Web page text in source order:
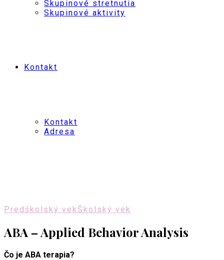
Skupinové stretnutia
Skupinové aktivity
Kontakt
Kontakt
Adresa
Predškolský vekŠkolský vek
ABA – Applied Behavior Analysis
Čo je ABA terapia?